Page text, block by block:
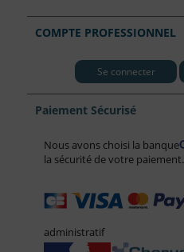
COMPTE PROFESSIONNEL
Se connecter
Paiement Sécurisé
Nous avons choisi la banque
la sécurité de votre paiement.
administratif